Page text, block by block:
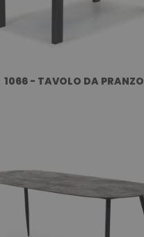
1066 - TAVOLO DA PRANZO